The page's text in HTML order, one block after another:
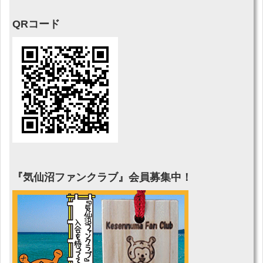
QRコード
『気仙沼ファンクラブ』会員募集中！